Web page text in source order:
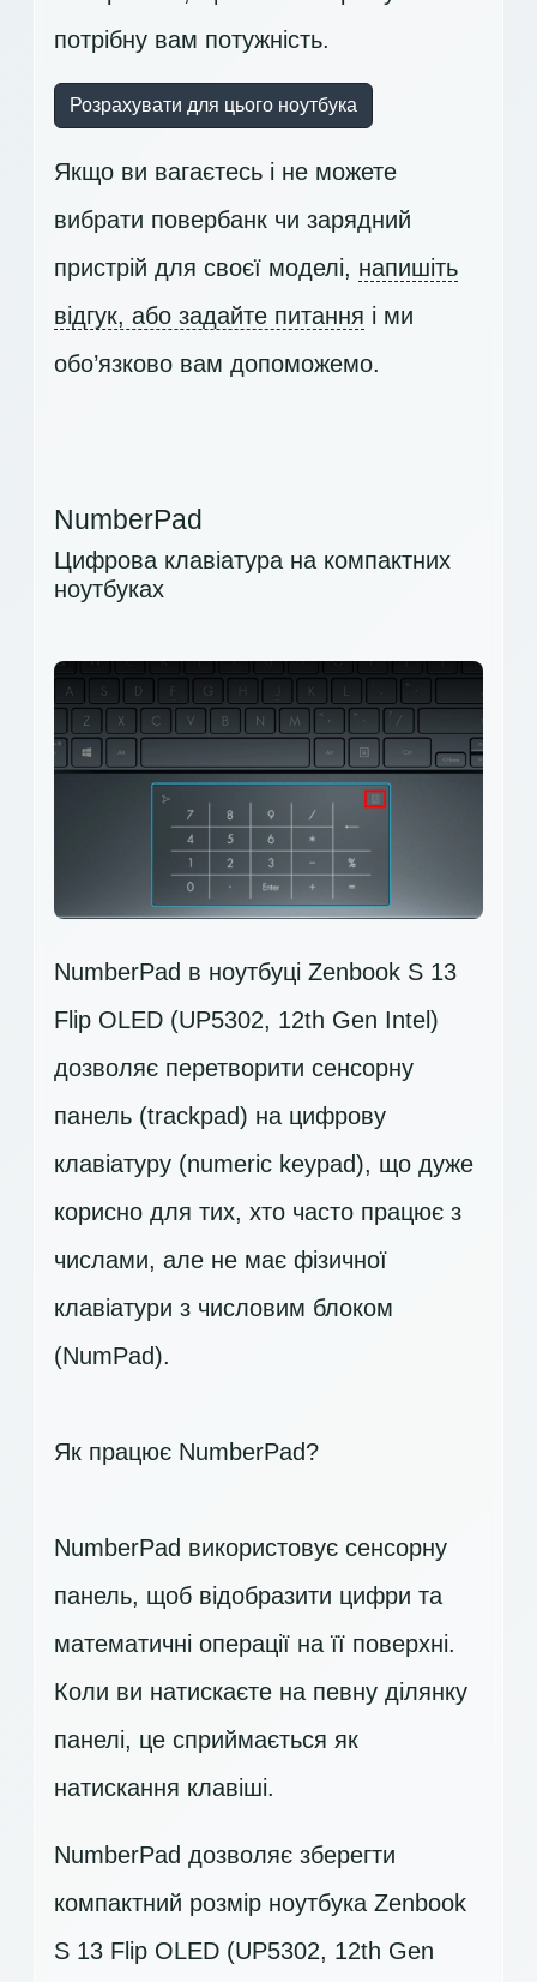
потрібну вам потужність.
Розрахувати для цього ноутбука
Якщо ви вагаєтесь і не можете
вибрати повербанк чи зарядний
пристрій для своєї моделі, напишіть
відгук, або задайте питання і ми
обо’язково вам допоможемо.
NumberPad
Цифрова клавіатура на компактних
ноутбуках
NumberPad в ноутбуці Zenbook S 13
Flip OLED (UP5302, 12th Gen Intel)
дозволяє перетворити сенсорну
панель (trackpad) на цифрову
клавіатуру (numeric keypad), що дуже
корисно для тих, хто часто працює з
числами, але не має фізичної
клавіатури з числовим блоком
(NumPad).
Як працює NumberPad?
NumberPad використовує сенсорну
панель, щоб відобразити цифри та
математичні операції на її поверхні.
Коли ви натискаєте на певну ділянку
панелі, це сприймається як
натискання клавіші.
NumberPad дозволяє зберегти
компактний розмір ноутбука Zenbook
S 13 Flip OLED (UP5302, 12th Gen